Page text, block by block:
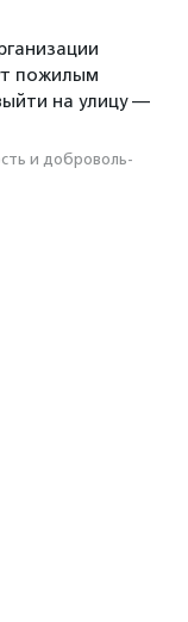
пожилым
на улицу —
и доброволь­